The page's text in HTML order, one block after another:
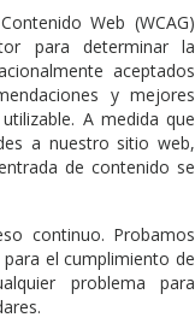
Web (WCAG)
para determinar la
aceptados
y mejores
A medida que
a nuestro sitio web,
de contenido se
continuo. Probamos
el cumplimiento de
problema para